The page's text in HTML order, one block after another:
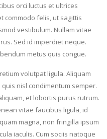
orci luctus et ultrices
commodo felis, ut sagittis
vestibulum. Nullam vitae
Sed id imperdiet neque.
metus quis congue.
volutpat ligula. Aliquam
nisl condimentum semper.
et lobortis purus rutrum.
vitae faucibus ligula, id
magna, non fringilla ipsum
iaculis. Cum sociis natoque